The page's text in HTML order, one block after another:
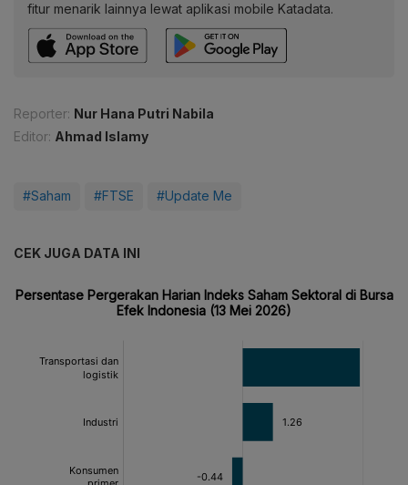
fitur menarik lainnya lewat aplikasi mobile Katadata.
Reporter: Nur Hana Putri Nabila
Editor: Ahmad Islamy
#Saham #FTSE #Update Me
CEK JUGA DATA INI